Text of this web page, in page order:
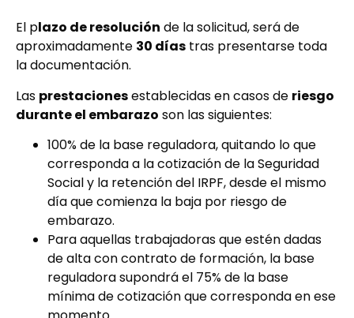
El plazo de resolución de la solicitud, será de
aproximadamente 30 días tras presentarse toda
la documentación.
Las prestacionesestablecidas en casos de riesgo
durante el embarazo son las siguientes:
100% de la base reguladora, quitando lo que
corresponda a la cotización de la Seguridad
Social y la retención del IRPF, desde el mismo
día que comienza la baja por riesgo de
embarazo.
Para aquellas trabajadoras que estén dadas
de alta con contrato de formación, la base
reguladora supondrá el 75% de la base
mínima de cotización que corresponda en ese